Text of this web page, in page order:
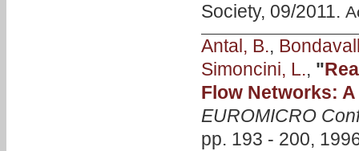
Society, 09/2011.
Antal, B.,
Simoncini, L., "
Flow Networks:
EUROMICRO
pp. 193 - 200,